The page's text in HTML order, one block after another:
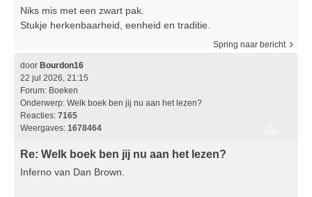
Niks mis met een zwart pak.
Stukje herkenbaarheid, eenheid en traditie.
Spring naar bericht
door Bourdon16
22 jul 2026, 21:15
Forum: Boeken
Onderwerp: Welk boek ben jij nu aan het lezen?
Reacties: 7165
Weergaves: 1678464
Re: Welk boek ben jij nu aan het lezen?
Inferno van Dan Brown.